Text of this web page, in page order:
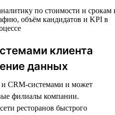
клиента
данных
и CRM-системами и может
филиалы компании.
ресторанов быстрого